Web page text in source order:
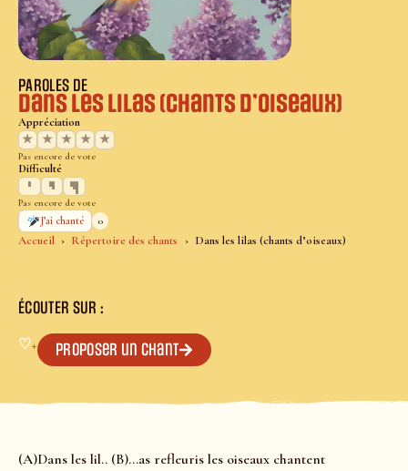
Accueil Répertoire des chants Dans les lilas (chants d’oiseaux)
PAROLES DE
Dans les lilas (chants d’oiseaux)
Appréciation
★
★ ★ ★ ★
Pas encore de vote
Difficulté
Pas encore de vote
J’ai chanté
0
ÉCOUTER SUR :
♡+ Proposer un chant
(A)Dans les lil.. (B)…as refleuris les oiseaux chantent